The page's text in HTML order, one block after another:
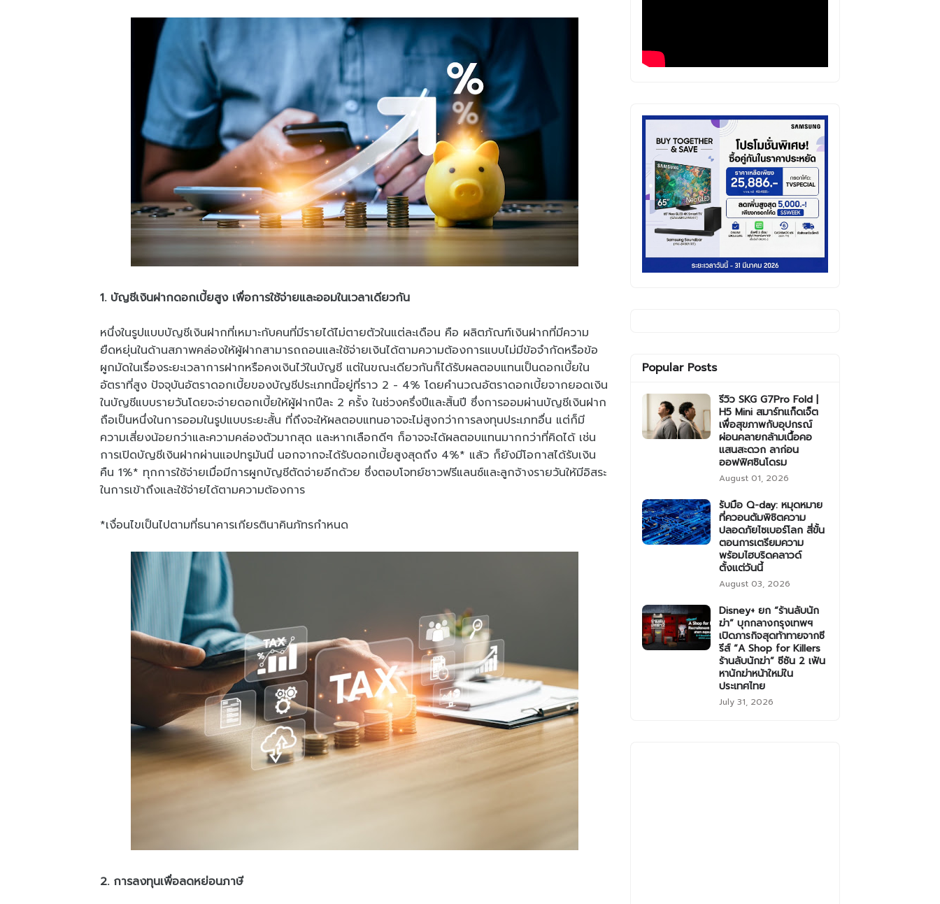
1. บัญชีเงินฝากดอกเบี้ยสูง เพื่อการใช้จ่ายและออมในเวลาเดียวกัน
หนึ่งในรูปแบบบัญชีเงินฝากที่เหมาะกับคนที่มีรายได้ไม่ตายตัวในแต่ละเดือน คือ ผลิตภัณฑ์เงินฝากที่มีความ
ยืดหยุ่นในด้านสภาพคล่องให้ผู้ฝากสามารถถอนและใช้จ่ายเงินได้ตามความต้องการแบบไม่มีข้อจำกัดหรือข้อ
ผูกมัดในเรื่องระยะเวลาการฝากหรือคงเงินไว้ในบัญชี แต่ในขณะเดียวกันก็ได้รับผลตอบแทนเป็นดอกเบี้ยใน
อัตราที่สูง ปัจจุบันอัตราดอกเบี้ยของบัญชีประเภทนี้อยู่ที่ราว 2 - 4% โดยคำนวณอัตราดอกเบี้ยจากยอดเงิน
ในบัญชีแบบรายวันโดยจะจ่ายดอกเบี้ยให้ผู้ฝากปีละ 2 ครั้ง ในช่วงครึ่งปีและสิ้นปี ซึ่งการออมผ่านบัญชีเงินฝาก
ถือเป็นหนึ่งในการออมในรูปแบบระยะสั้น ที่ถึงจะให้ผลตอบแทนอาจจะไม่สูงกว่าการลงทุนประเภทอื่น แต่ก็มี
ความเสี่ยงน้อยกว่าและความคล่องตัวมากสุด และหากเลือกดีๆ ก็อาจจะได้ผลตอบแทนมากกว่าที่คิดได้ เช่น
การเปิดบัญชีเงินฝากผ่านแอปทรูมันนี่ นอกจากจะได้รับดอกเบี้ยสูงสุดถึง 4%* แล้ว ก็ยังมีโอกาสได้รับเงิน
คืน 1%* ทุกการใช้จ่ายเมื่อมีการผูกบัญชีตัดจ่ายอีกด้วย ซึ่งตอบโจทย์ชาวฟรีแลนซ์และลูกจ้างรายวันให้มีอิสระ
ในการเข้าถึงและใช้จ่ายได้ตามความต้องการ
*เงื่อนไขเป็นไปตามที่ธนาคารเกียรตินาคินภัทรกำหนด
2. การลงทุนเพื่อลดหย่อนภาษี
Popular Posts
รีวิว SKG G7Pro Fold |
H5 Mini สมาร์ทแก็ดเจ็ต
เพื่อสุขภาพกับอุปกรณ์
ผ่อนคลายกล้ามเนื้อคอ
แสนสะดวก ลาก่อน
ออฟฟิศซินโดรม
August 01, 2026
รับมือ Q-day: หมุดหมาย
ที่ควอนตัมพิชิตความ
ปลอดภัยไซเบอร์โลก สี่ขั้น
ตอนการเตรียมความ
พร้อมไฮบริดคลาวด์
ตั้งแต่วันนี้
August 03, 2026
Disney+ ยก “ร้านลับนัก
ฆ่า” บุกกลางกรุงเทพฯ
เปิดภารกิจสุดท้าทายจากซี
รีส์ “A Shop for Killers
ร้านลับนักฆ่า” ซีซัน 2 เฟ้น
หานักฆ่าหน้าใหม่ใน
ประเทศไทย
July 31, 2026